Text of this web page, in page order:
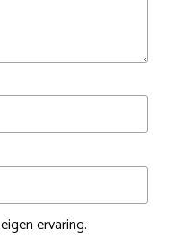
ervaring.